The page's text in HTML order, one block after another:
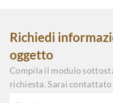
Richiedi
oggetto
Compila il modulo
richiesta. Sarai contattato